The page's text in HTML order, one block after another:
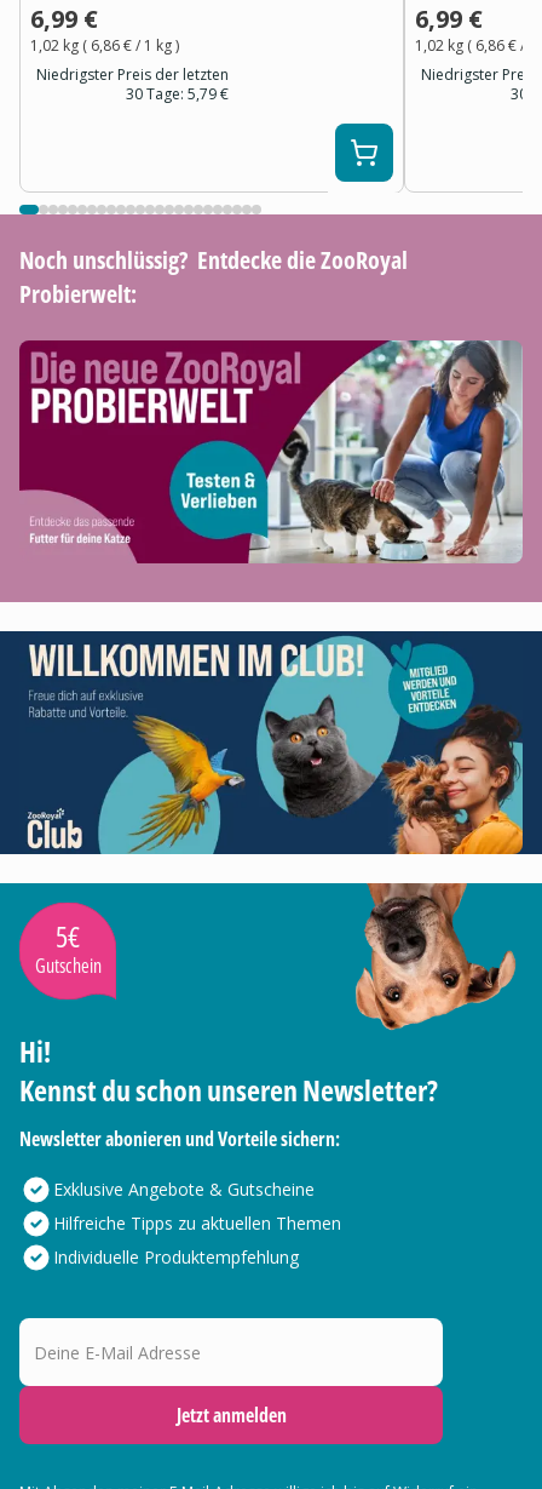
6,99 €
1,02 kg ( 6,86 €/ 1 kg)
Niedrigster Preis der letzten
30 Tage: 5,79 €
6,99 €
1,02 kg ( 6,86 €/ 1
Niedrigster Preis
30
Noch unschlüssig? ​ Entdecke die ZooRoyal
Probierwelt:
5€
Gutschein
Hi!
Kennst du schon unseren Newsletter?
Newsletter abonieren und Vorteile sichern:
Exklusive Angebote & Gutscheine
Hilfreiche Tipps zu aktuellen Themen
Individuelle Produktempfehlung
Deine E-Mail Adresse
Jetzt anmelden